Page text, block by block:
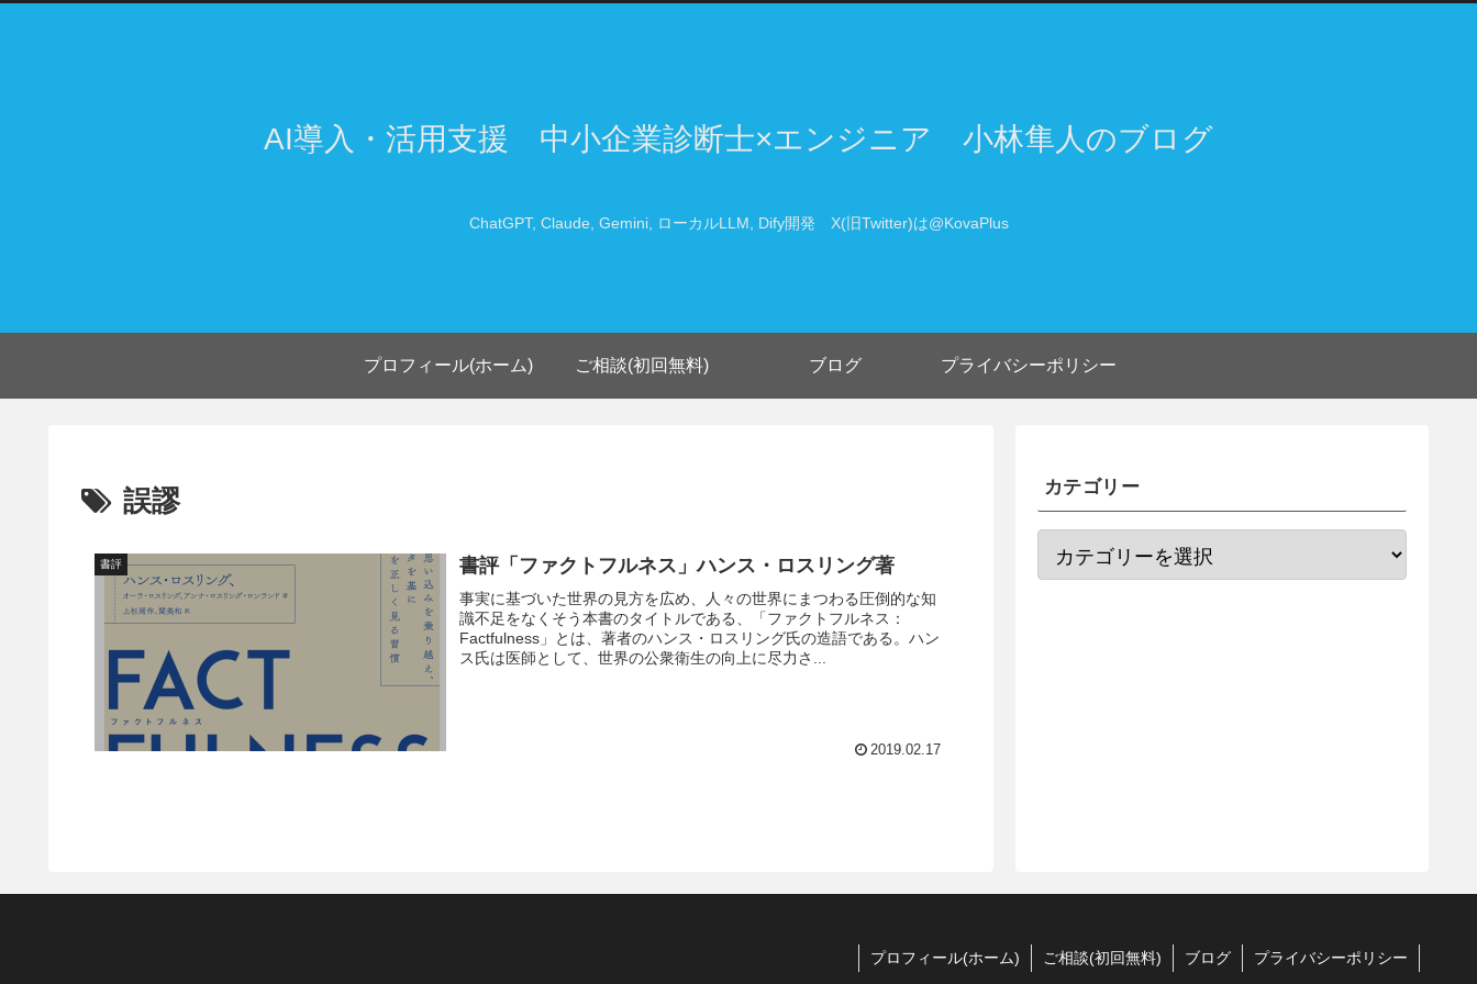
AI導入・活用支援 中小企業診断士×エンジニア 小林隼人のブログ
ChatGPT, Claude, Gemini, ローカルLLM, Dify開発 X(旧Twitter)は@KovaPlus
プロフィール(ホーム) ご相談(初回無料) ブログ プライバシーポリシー
誤謬
書評 書評「ファクトフルネス」ハンス・ロスリング著
事実に基づいた世界の見方を広め、人々の世界にまつわる圧倒的な知
識不足をなくそう本書のタイトルである、「ファクトフルネス：
Factfulness」とは、著者のハンス・ロスリング氏の造語である。ハン
ス氏は医師として、世界の公衆衛生の向上に尽力さ...
2019.02.17
カテゴリー
プロフィール(ホーム) ご相談(初回無料) ブログ プライバシーポリシー